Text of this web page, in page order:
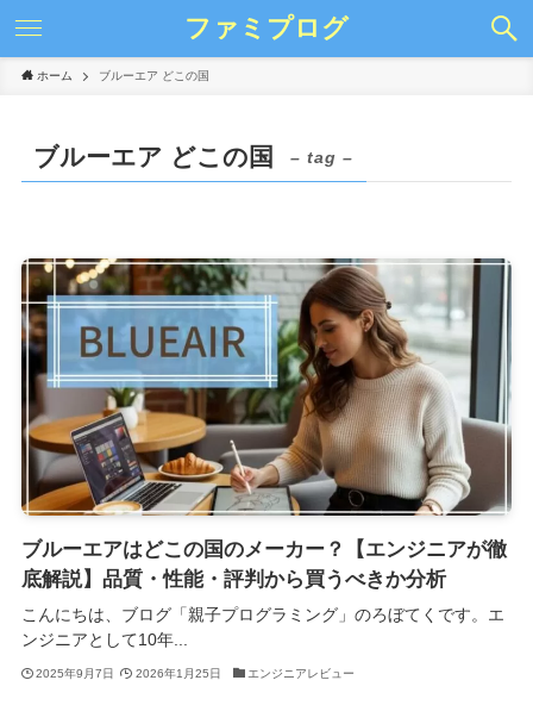
ファミプログ
ホーム ブルーエア どこの国
ブルーエア どこの国 – tag –
ブルーエアはどこの国のメーカー？【エンジニアが徹
底解説】品質・性能・評判から買うべきか分析
こんにちは、ブログ「親子プログラミング」のろぼてくです。エ
ンジニアとして10年...
2025年9月7日 2026年1月25日 エンジニアレビュー